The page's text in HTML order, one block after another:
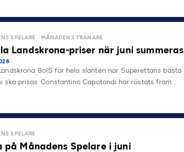
SPELARE MÅNADENS TRÄNARE
Landskrona-priser när juni summeras
BoIS för hela slanten när Superettans bästa
ska prisas. Constantino Capotondi har röstats fram…
SPELARE
på Månadens Spelare i juni